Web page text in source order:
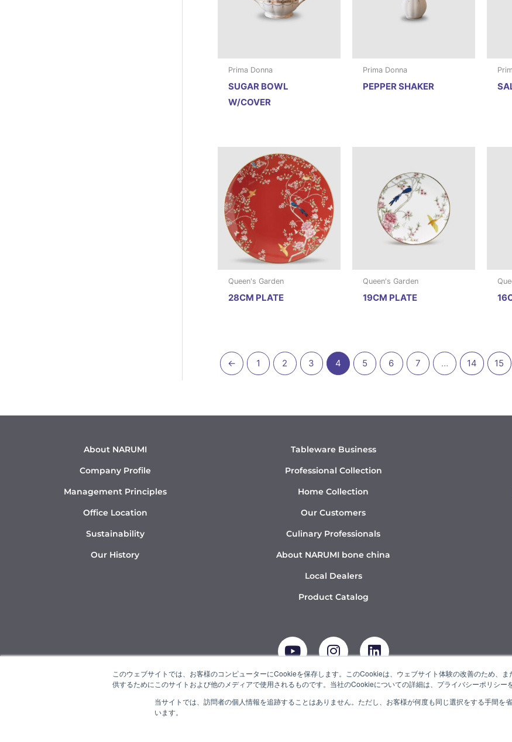
このウェブサイトでは、お客様のコンピューターにCookieを保存します。このCookieは、ウェブサイト体験の改善のため、
供するためにこのサイトおよび他のメディアで使用されるものです。当社のCookieについての詳細は、プライバシーポリシー
当サイトでは、訪問者の個人情報を追跡することはありません。ただし、お客様が何度も同じ選択をする手間を
います。
Prima Donna
SUGAR BOWL
W/COVER
Prima Donna
PEPPER SHAKER
Queen's Garden
28CM PLATE
Queen's Garden
19CM PLATE
← 1 2 3 4 5 6 7 … 14 15
About NARUMI
Company Profile
Management Principles
Office Location
Sustainability
Our History
Tableware Business
Professional Collection
Home Collection
Our Customers
Culinary Professionals
About NARUMI bone china
Local Dealers
Product Catalog
o
u
t
u
b
n
s
t
a
g
i
n
k
e
d